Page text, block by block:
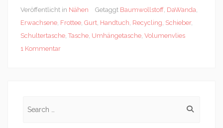
Veröffentlicht in Nähen Getaggt Baumwollstoff, DaWanda,
Erwachsene, Frottee, Gurt, Handtuch, Recycling, Schieber,
Schultertasche,Tasche, Umhängetasche, Volumenvlies
1 Kommentar